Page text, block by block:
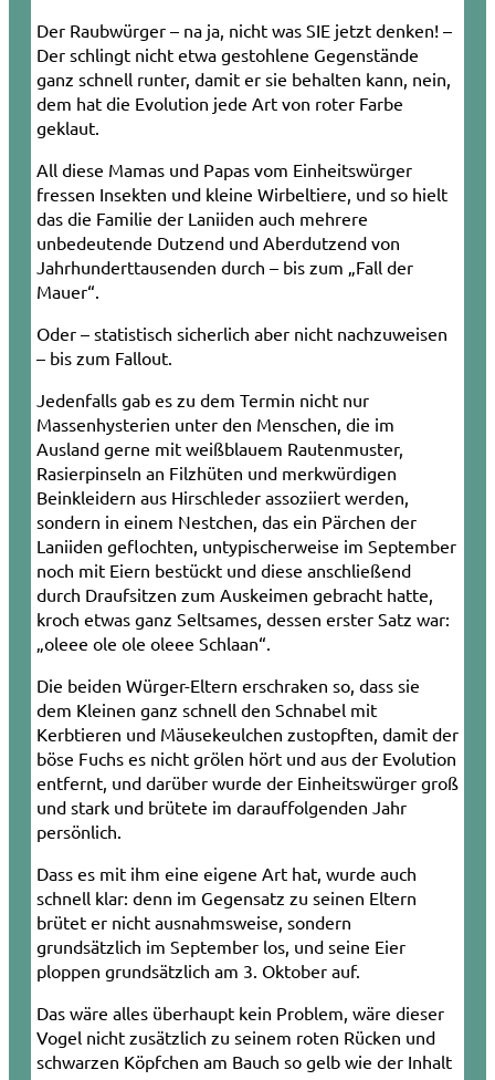
Der Raubwürger – na ja, nicht was SIE jetzt denken! –
Der schlingt nicht etwa gestohlene Gegenstände
ganz schnell runter, damit er sie behalten kann, nein,
dem hat die Evolution jede Art von roter Farbe
geklaut.
All diese Mamas und Papas vom Einheitswürger
fressen Insekten und kleine Wirbeltiere, und so hielt
das die Familie der Laniiden auch mehrere
unbedeutende Dutzend und Aberdutzend von
Jahrhunderttausenden durch – bis zum „Fall der
Mauer“.
Oder – statistisch sicherlich aber nicht nachzuweisen
– bis zum Fallout.
Jedenfalls gab es zu dem Termin nicht nur
Massenhysterien unter den Menschen, die im
Ausland gerne mit weißblauem Rautenmuster,
Rasierpinseln an Filzhüten und merkwürdigen
Beinkleidern aus Hirschleder assoziiert werden,
sondern in einem Nestchen, das ein Pärchen der
Laniiden geflochten, untypischerweise im September
noch mit Eiern bestückt und diese anschließend
durch Draufsitzen zum Auskeimen gebracht hatte,
kroch etwas ganz Seltsames, dessen erster Satz war:
„oleee ole ole oleee Schlaan“.
Die beiden Würger-­Eltern erschraken so, dass sie
dem Kleinen ganz schnell den Schnabel mit
Kerbtieren und Mäusekeulchen zustopften, damit der
böse Fuchs es nicht grölen hört und aus der Evolution
entfernt, und darüber wurde der Einheitswürger groß
und stark und brütete im darauffolgenden Jahr
persönlich.
Dass es mit ihm eine eigene Art hat, wurde auch
schnell klar: denn im Gegensatz zu seinen Eltern
brütet er nicht ausnahmsweise, sondern
grundsätzlich im September los, und seine Eier
ploppen grundsätzlich am 3. Oktober auf.
Das wäre alles überhaupt kein Problem, wäre dieser
Vogel nicht zusätzlich zu seinem roten Rücken und
schwarzen Köpfchen am Bauch so gelb wie der Inhalt